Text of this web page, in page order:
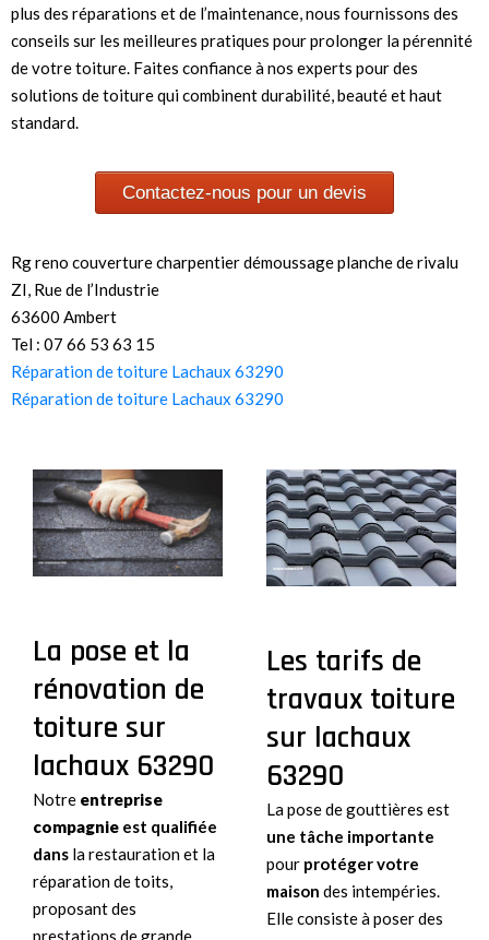
plus des réparations et de l’maintenance, nous fournissons des
conseils sur les meilleures pratiques pour prolonger la pérennité
de votre toiture. Faites confiance à nos experts pour des
solutions de toiture qui combinent durabilité, beauté et haut
standard.
Contactez-nous pour un devis
Rg reno couverture charpentier démoussage planche de rivalu
ZI, Rue de l’Industrie
63600 Ambert
Tel : 07 66 53 63 15
Réparation de toiture Lachaux 63290
Réparation de toiture Lachaux 63290
La pose et la
rénovation de
toiture sur
lachaux 63290
Notre entreprise
compagnie est qualifiée
dans la restauration et la
réparation de toits,
proposant des
prestations de grande
Les tarifs de
travaux toiture
sur lachaux
63290
La pose de gouttières est
une tâche importante
pour protéger votre
maison des intempéries.
Elle consiste à poser des